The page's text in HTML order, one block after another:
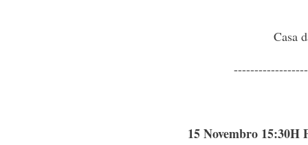
Casa
15 Novembro 15:30H